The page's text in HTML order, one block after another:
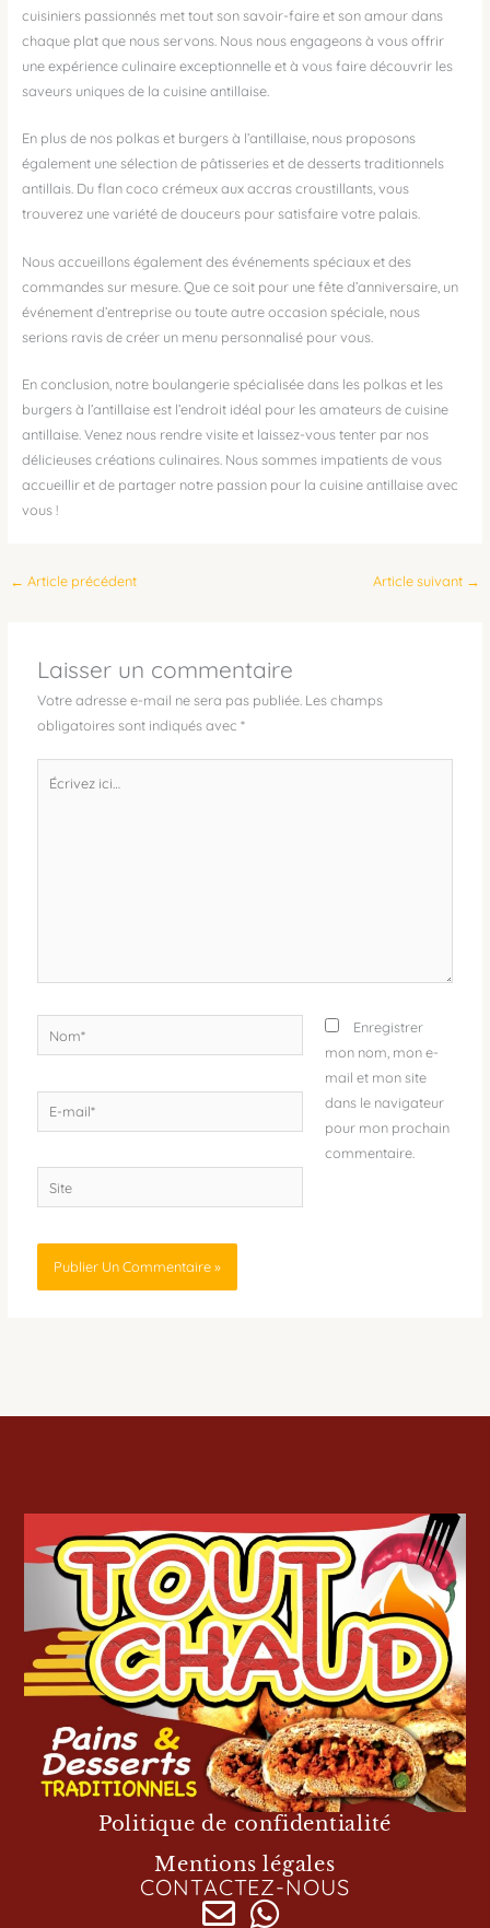
cuisiniers passionnés met tout son savoir-faire et son amour dans
chaque plat que nous servons. Nous nous engageons à vous offrir
une expérience culinaire exceptionnelle et à vous faire découvrir les
saveurs uniques de la cuisine antillaise.
En plus de nos polkas et burgers à l’antillaise, nous proposons
également une sélection de pâtisseries et de desserts traditionnels
antillais. Du flan coco crémeux aux accras croustillants, vous
trouverez une variété de douceurs pour satisfaire votre palais.
Nous accueillons également des événements spéciaux et des
commandes sur mesure. Que ce soit pour une fête d’anniversaire, un
événement d’entreprise ou toute autre occasion spéciale, nous
serions ravis de créer un menu personnalisé pour vous.
En conclusion, notre boulangerie spécialisée dans les polkas et les
burgers à l’antillaise est l’endroit idéal pour les amateurs de cuisine
antillaise. Venez nous rendre visite et laissez-vous tenter par nos
délicieuses créations culinaires. Nous sommes impatients de vous
accueillir et de partager notre passion pour la cuisine antillaise avec
vous !
← Article précédent Article suivant →
Laisser un commentaire
Votre adresse e-mail ne sera pas publiée. Les champs
obligatoires sont indiqués avec*
mail*
Enregistrer
mon nom, mon e-
mail et mon site
dans le navigateur
pour mon prochain
commentaire.
Politique de confidentialité
Mentions légales
CONTACTEZ-NOUS